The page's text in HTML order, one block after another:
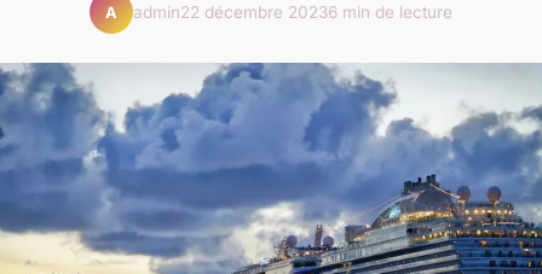
A admin22 décembre 20236 min de lecture